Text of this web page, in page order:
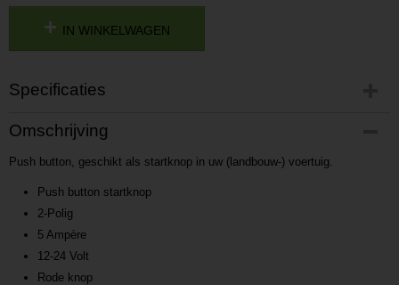
IN WINKELWAGEN
Specificaties
Productcode
P201703121122
Productcode leverancier
Omschrijving
Push button, geschikt als startknop in uw (landbouw-) voertuig.
Push button startknop
2-Polig
5 Ampère
12-24 Volt
Rode knop